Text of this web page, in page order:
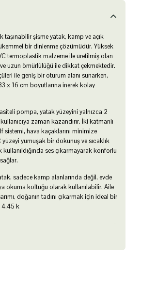
taşınabilir şişme yatak, kamp ve açık
bir dinlenme çözümüdür. Yüksek
termoplastik malzeme ile üretilmiş olan
ve uzun ömürlülüğü ile dikkat çekmektedir.
ile geniş bir oturum alanı sunarken,
x 16 cm boyutlarına inerek kolay
pompa, yatak yüzeyini yalnızca 2
zaman kazandırır. İki katmanlı
sistemi, hava kaçaklarını minimize
yumuşak bir dokunuş ve sıcaklık
ses çıkarmayarak konforlu
sadece kamp alanlarında değil, evde
okuma koltuğu olarak kullanılabilir. Aile
doğanın tadını çıkarmak için ideal bir
4,45 k